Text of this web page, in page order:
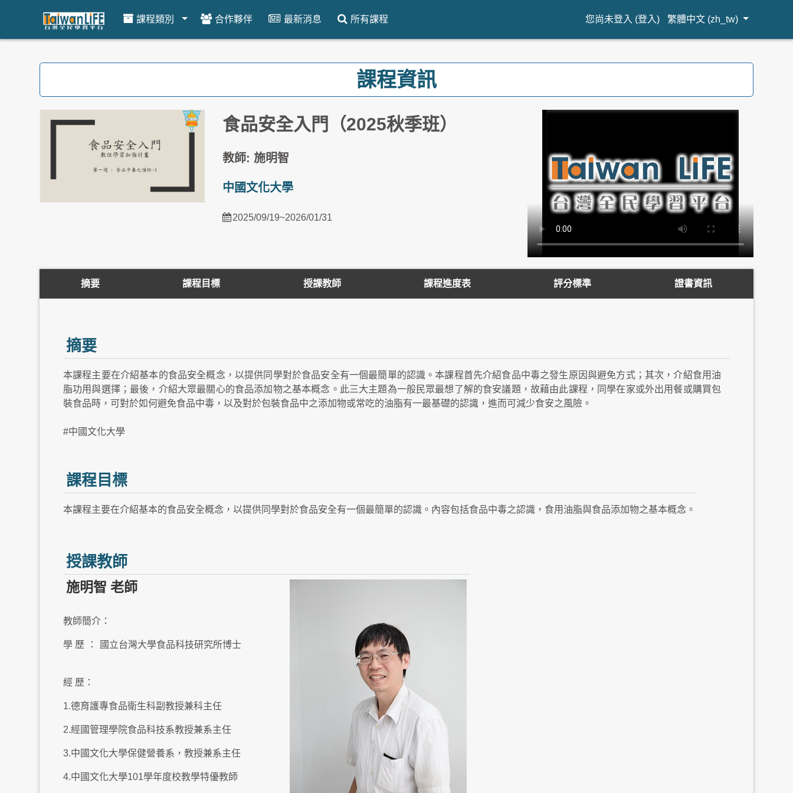
課程類別 合作夥伴 最新消息 所有課程 您尚未登入 (登入) 繁體中文 ‎(zh_tw)‎
課程資訊
食品安全入門（2025秋季班）
教師: 施明智
中國文化大學
2025/09/19~2026/01/31
摘要 課程目標 授課教師 課程進度表 評分標準 證書資訊
摘要
本課程主要在介紹基本的食品安全概念，以提供同學對於食品安全有一個最簡單的認識。本課程首先介紹食品中毒之發生原因與避免方式；其次，介紹食用油
脂功用與選擇；最後，介紹大眾最關心的食品添加物之基本概念。此三大主題為一般民眾最想了解的食安議題，故藉由此課程，同學在家或外出用餐或購買包
裝食品時，可對於如何避免食品中毒，以及對於包裝食品中之添加物或常吃的油脂有一最基礎的認識，進而可減少食安之風險。
#中國文化大學
課程目標
本課程主要在介紹基本的食品安全概念，以提供同學對於食品安全有一個最簡單的認識。內容包括食品中毒之認識，食用油脂與食品添加物之基本概念。
授課教師
施明智 老師
教師簡介：
學 歷 ： 國立台灣大學食品科技研究所博士
經 歷：
1.德育護專食品衛生科副教授兼科主任
2.經國管理學院食品科技系教授兼系主任
3.中國文化大學保健營養系，教授兼系主任
4.中國文化大學101學年度校教學特優教師